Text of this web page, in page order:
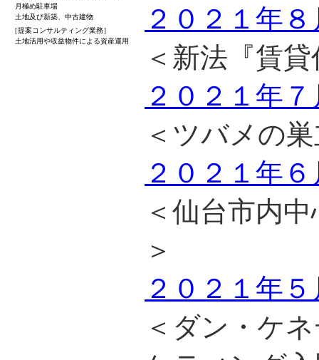
２０２１年
＜新法『賃
２０２１年
＜ツバメの
２０２１年
＜仙台市内
＞
２０２１年
＜ダン・ケ
月極め駐車場
土地及び新築、中古建物
［提案コンサルティング業務］
土地活用や収益物件による資産運用